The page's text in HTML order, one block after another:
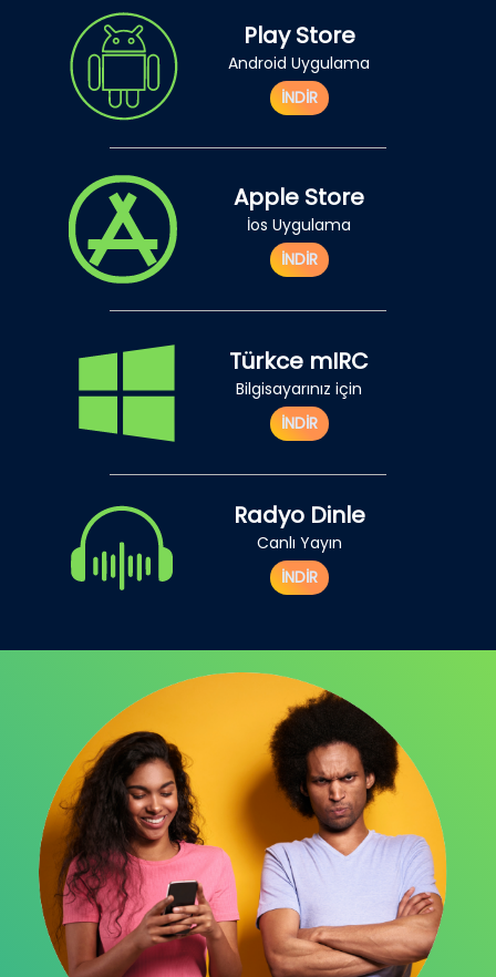
Play Store
Android Uygulama
İNDİR
Apple Store
İos Uygulama
İNDİR
Türkce mIRC
Bilgisayarınız için
İNDİR
Radyo Dinle
Canlı Yayın
İNDİR